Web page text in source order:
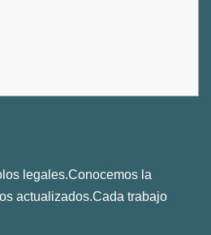
legales.Conocemos la
actualizados.Cada trabajo